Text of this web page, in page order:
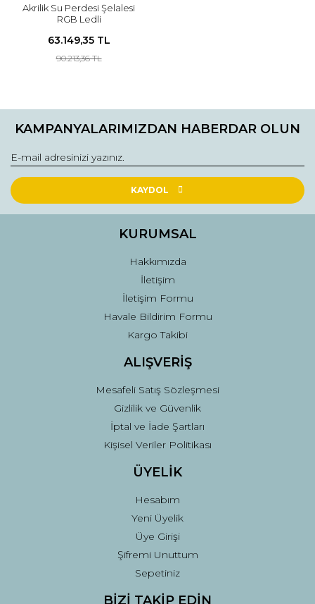
Akrilik Su Perdesi Şelalesi
RGB Ledli
63.149,35 TL
90.213,36 TL
KAMPANYALARIMIZDAN HABERDAR OLUN
KAYDOL
KURUMSAL
Hakkımızda
İletişim
İletişim Formu
Havale Bildirim Formu
Kargo Takibi
ALIŞVERİŞ
Mesafeli Satış Sözleşmesi
Gizlilik ve Güvenlik
İptal ve İade Şartları
Kişisel Veriler Politikası
ÜYELİK
Hesabım
Yeni Üyelik
Üye Girişi
Şifremi Unuttum
Sepetiniz
BİZİ TAKİP EDİN